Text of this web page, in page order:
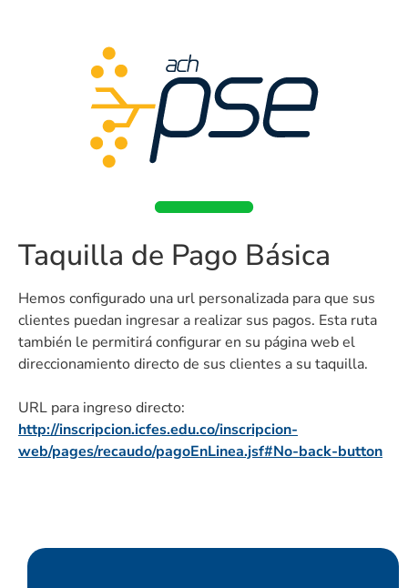
Taquilla de Pago Básica
Hemos configurado una url personalizada para que sus
clientes puedan ingresar a realizar sus pagos. Esta ruta
también le permitirá configurar en su página web el
direccionamiento directo de sus clientes a su taquilla.
URL para ingreso directo:
http://inscripcion.icfes.edu.co/inscripcion-
web/pages/recaudo/pagoEnLinea.jsf#No-back-button